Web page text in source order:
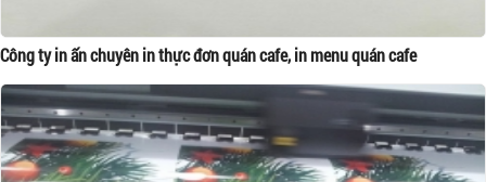
Công ty in ấn chuyên in thực đơn quán cafe, in menu quán cafe